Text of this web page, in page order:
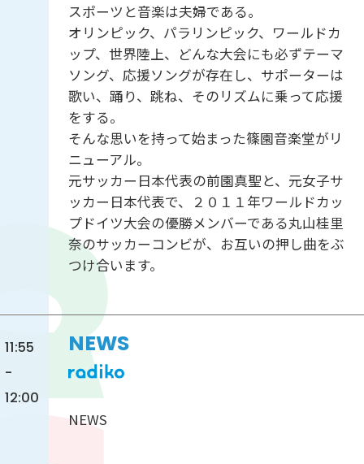
スポーツと音楽は夫婦である。
オリンピック、パラリンピック、ワールドカ
ップ、世界陸上、どんな大会にも必ずテーマ
ソング、応援ソングが存在し、サポーターは
歌い、踊り、跳ね、そのリズムに乗って応援
をする。
そんな思いを持って始まった篠園音楽堂がリ
ニューアル。
元サッカー日本代表の前園真聖と、元女子サ
ッカー日本代表で、２０１１年ワールドカッ
プドイツ大会の優勝メンバーである丸山桂里
奈のサッカーコンビが、お互いの押し曲をぶ
つけ合います。
11:55
-
12:00
NEWS
NEWS